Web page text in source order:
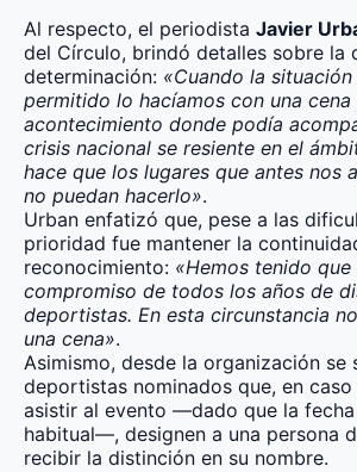
Al respecto, el periodista Javier
del Círculo, brindó detalles sobre la
determinación: «Cuando la
permitido lo hacíamos con una cena
acontecimiento donde podía
crisis nacional se resiente en el
hace que los lugares que antes nos
no puedan hacerlo».
Urban enfatizó que, pese a las
prioridad fue mantener la
reconocimiento: «Hemos tenido
compromiso de todos los años de
deportistas. En esta circunstancia
una cena».
Asimismo, desde la organización se
deportistas nominados que, en
asistir al evento —dado que la
habitual—, designen a una persona
recibir la distinción en su nombre.